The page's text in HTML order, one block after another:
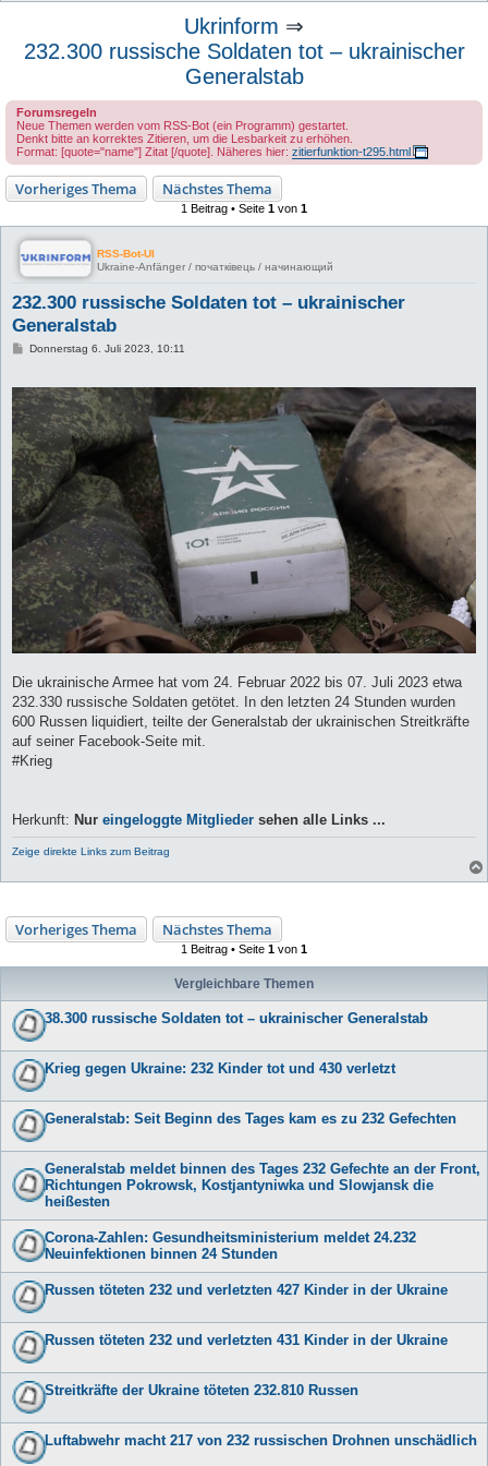
Ukrinform ⇒
232.300 russische Soldaten tot – ukrainischer
Generalstab
Forumsregeln
Neue Themen werden vom RSS-Bot (ein Programm) gestartet.
Denkt bitte an korrektes Zitieren, um die Lesbarkeit zu erhöhen.
Format: [quote="name"] Zitat [/quote]. Näheres hier: zitierfunktion-t295.html
Vorheriges Thema Nächstes Thema
1 Beitrag • Seite 1 von 1
RSS-Bot-UI
Ukraine-Anfänger / початківець / начинающий
232.300 russische Soldaten tot – ukrainischer
Generalstab
B
t
r
a
g
Donnerstag 6. Juli 2023, 10:11
Die ukrainische Armee hat vom 24. Februar 2022 bis 07. Juli 2023 etwa
232.330 russische Soldaten getötet. In den letzten 24 Stunden wurden
600 Russen liquidiert, teilte der Generalstab der ukrainischen Streitkräfte
auf seiner Facebook-Seite mit.
#Krieg
Herkunft: Nur eingeloggte Mitglieder sehen alle Links ...
Zeige direkte Links zum Beitrag
Vorheriges Thema Nächstes Thema
1 Beitrag • Seite 1 von 1
Vergleichbare Themen
38.300 russische Soldaten tot – ukrainischer Generalstab
Krieg gegen Ukraine: 232 Kinder tot und 430 verletzt
Generalstab: Seit Beginn des Tages kam es zu 232 Gefechten
Generalstab meldet binnen des Tages 232 Gefechte an der Front,
Richtungen Pokrowsk, Kostjantyniwka und Slowjansk die
heißesten
Corona-Zahlen: Gesundheitsministerium meldet 24.232
Neuinfektionen binnen 24 Stunden
Russen töteten 232 und verletzten 427 Kinder in der Ukraine
Russen töteten 232 und verletzten 431 Kinder in der Ukraine
Streitkräfte der Ukraine töteten 232.810 Russen
Luftabwehr macht 217 von 232 russischen Drohnen unschädlich